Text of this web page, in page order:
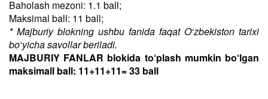
Baholash mezoni: 1.1 ball;
Maksimal ball: 11 ball;
* Majburiy blokning ushbu fanida faqat O‘zbekiston tarixi
bo‘yicha savollar beriladi.
MAJBURIY FANLAR blokida to‘plash mumkin bo‘lgan
maksimall ball: 11+11+11= 33 ball